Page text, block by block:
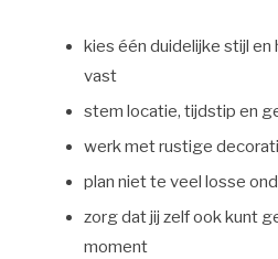
kies één duidelijke stijl en
vast
stem locatie, tijdstip en
werk met rustige
plan niet te veel losse
zorg dat jij zelf ook kunt
moment